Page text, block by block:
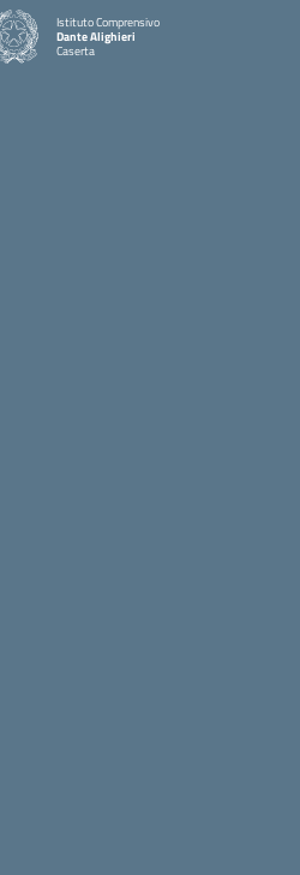
Istituto Comprensivo
Dante Alighieri
Caserta